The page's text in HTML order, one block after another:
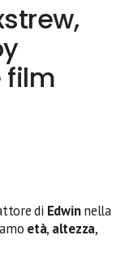
film
di Edwinnella
età, altezza,